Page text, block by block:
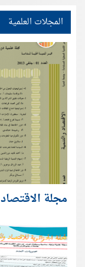
المجلات العلمية
مجلة